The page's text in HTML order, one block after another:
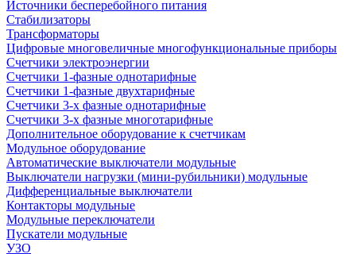
Источники бесперебойного питания
Стабилизаторы
Трансформаторы
Цифровые многовеличные многофункциональные приборы
Счетчики электроэнергии
Счетчики 1-фазные однотарифные
Счетчики 1-фазные двухтарифные
Счетчики 3-х фазные однотарифные
Счетчики 3-х фазные многотарифные
Дополнительное оборудование к счетчикам
Модульное оборудование
Автоматические выключатели модульные
Выключатели нагрузки (мини-рубильники) модульные
Дифференциальные выключатели
Контакторы модульные
Модульные переключатели
Пускатели модульные
УЗО